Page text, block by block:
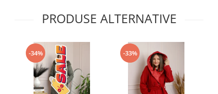
PRODUSE ALTERNATIVE
-34% -33%